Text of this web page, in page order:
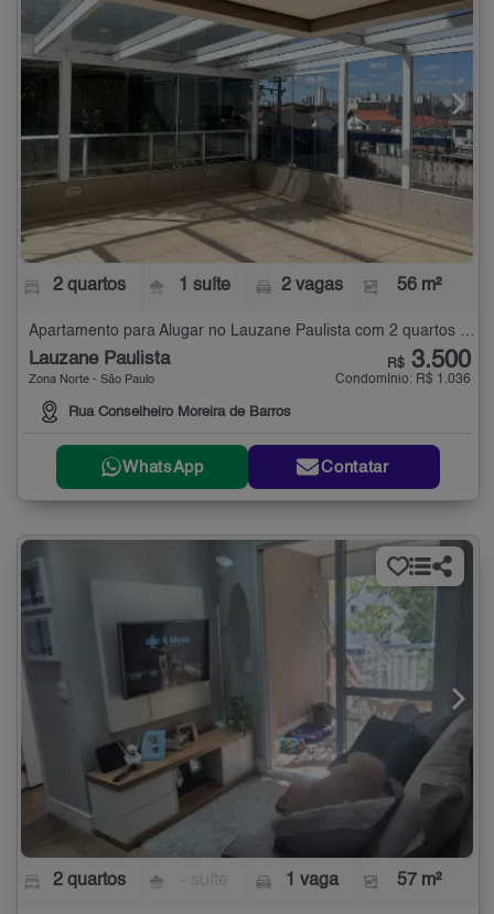
2 quartos 1 suíte 2 vagas 56 m²
Apartamento para Alugar no Lauzane Paulista com 2 quartos - 56 m²
Lauzane Paulista
Zona Norte - São Paulo
Rua Conselheiro Moreira de Barros
R$ 3.500
Condomínio: R$ 1.036
WhatsApp Contatar
2 quartos 1 vaga 57 m²